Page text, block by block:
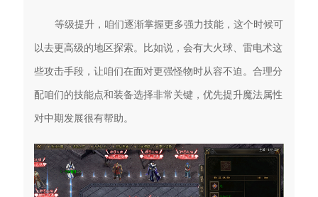
等级提升，咱们逐渐掌握更多强力技能，这个时候可
以去更高级的地区探索。比如说，会有大火球、雷电术这
些攻击手段，让咱们在面对更强怪物时从容不迫。合理分
配咱们的技能点和装备选择非常关键，优先提升魔法属性
对中期发展很有帮助。